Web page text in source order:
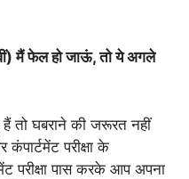
मैं फेल हो जाऊं, तो ये अगले
तो घबराने की जरूरत नहीं
परीक्षा के
परीक्षा पास करके आप अपना